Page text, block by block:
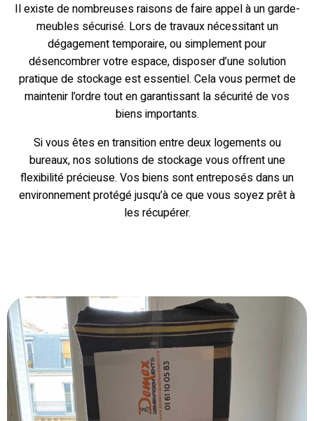
Il existe de nombreuses raisons de faire appel à un garde-
meubles sécurisé. Lors de travaux nécessitant un
dégagement temporaire, ou simplement pour
désencombrer votre espace, disposer d’une solution
pratique de stockage est essentiel. Cela vous permet de
maintenir l’ordre tout en garantissant la sécurité de vos
biens importants.
Si vous êtes en transition entre deux logements ou
bureaux, nos solutions de stockage vous offrent une
flexibilité précieuse. Vos biens sont entreposés dans un
environnement protégé jusqu’à ce que vous soyez prêt à
les récupérer.